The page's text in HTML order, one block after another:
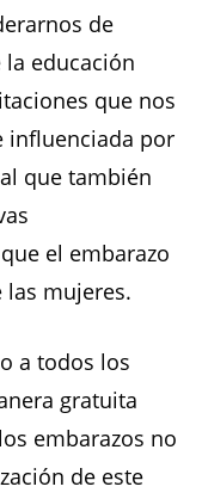
de
la educación
que nos
influenciada por
que también
el embarazo
las mujeres.
a todos los
gratuita
embarazos no
de este